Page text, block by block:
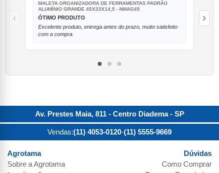
‹
MALETA ORGANIZADORA DE FERRAMENTAS PADRÃO
ALUMÍNIO GRANDE 45X33X14,5 - NMAG45
ÓTIMO PRODUTO
Excelente produto, entrega antes do prazo, muito satisfeito
com a compra.
›
Av. Prestes Maia, 811 - Centro Diadema- SP
Vendas:(11) 4053-0120-(11) 5555-9669
Agrotama
Sobre aAgrotama
Dúvidas
Como Comprar